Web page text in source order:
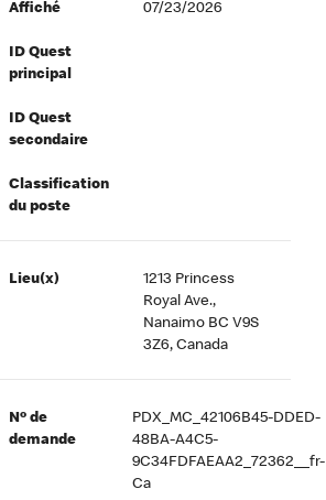
Affiché 07/23/2026
ID Quest
principal
ID Quest
secondaire
Classification
du poste
Lieu(x)
1213 Princess
Royal Ave.,
Nanaimo BC V9S
3Z6, Canada
Nº de
demande
PDX_MC_42106B45-DDED-
48BA-A4C5-
9C34FDFAEAA2_72362__fr-
Ca